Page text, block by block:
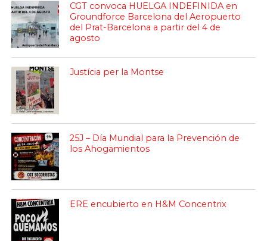
CGT convoca HUELGA INDEFINIDA en
Groundforce Barcelona del Aeropuerto
del Prat-Barcelona a partir del 4 de
agosto
Justícia per la Montse
25J – Día Mundial para la Prevención de
los Ahogamientos
ERE encubierto en H&M Concentrix